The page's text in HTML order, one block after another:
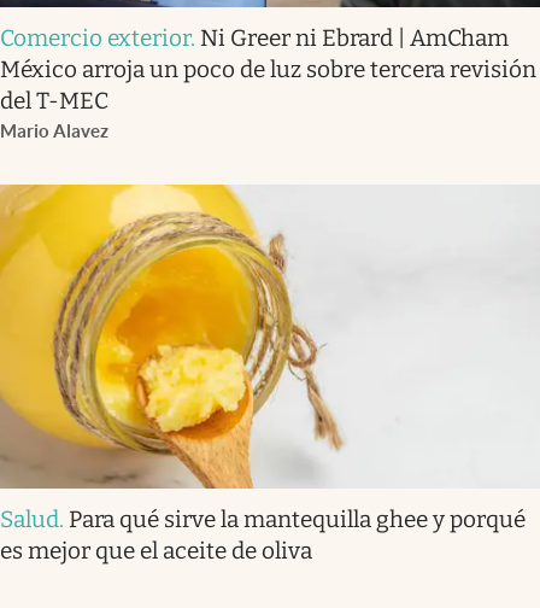
Comercio exterior. Ni Greer ni Ebrard | AmCham
México arroja un poco de luz sobre tercera revisión
del T-MEC
Mario Alavez
Salud. Para qué sirve la mantequilla ghee y porqué
es mejor que el aceite de oliva